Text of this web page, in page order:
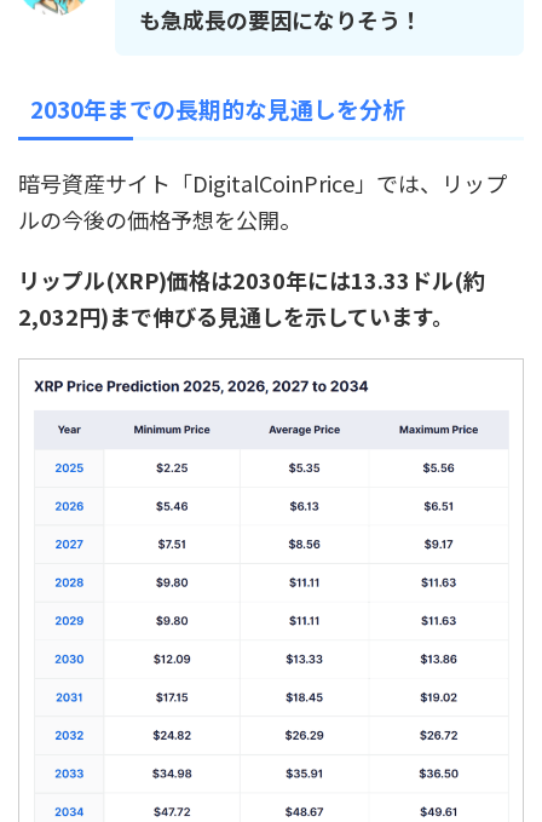
も急成長の要因になりそう！
2030年までの長期的な見通しを分析
暗号資産サイト「DigitalCoinPrice」では、リップ
ルの今後の価格予想を公開。
リップル(XRP)価格は2030年には13.33ドル(約
2,032円)まで伸びる見通しを示しています。